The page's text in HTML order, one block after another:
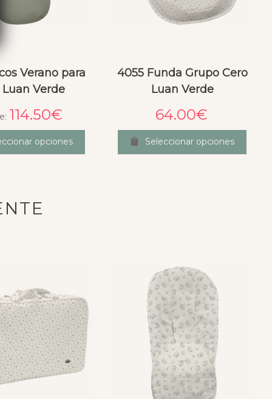
Verano para
Luan Verde
114.50€
opciones
4055 Funda Grupo Cero
Luan Verde
64.00€
Seleccionar opciones